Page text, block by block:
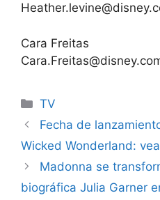
Cara Freitas
Categories
TV
Fecha de
Wicked Wonderland:
Madonna se
biográfica Julia Garner